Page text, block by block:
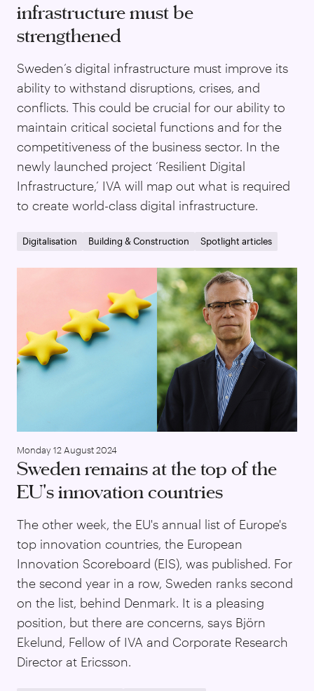
infrastructure must be
strengthened
Sweden’s digital infrastructure must improve its
ability to withstand disruptions, crises, and
conflicts. This could be crucial for our ability to
maintain critical societal functions and for the
competitiveness of the business sector. In the
newly launched project ‘Resilient Digital
Infrastructure,’ IVA will map out what is required
to create world-class digital infrastructure.
Digitalisation Building & Construction Spotlight articles
Monday 12 August 2024
Sweden remains at the top of the
EU's innovation countries
The other week, the EU's annual list of Europe's
top innovation countries, the European
Innovation Scoreboard (EIS), was published. For
the second year in a row, Sweden ranks second
on the list, behind Denmark. It is a pleasing
position, but there are concerns, says Björn
Ekelund, Fellow of IVA and Corporate Research
Director at Ericsson.